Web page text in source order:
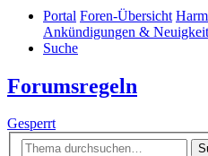
Portal Foren-Übersicht
Ankündigungen &
Suche
Forumsregeln
Gesperrt